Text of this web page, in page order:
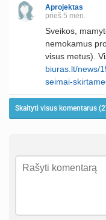
Aprojektas
prieš 5 mėn.
Sveikos,
nemokamus
visus metus).
biuras.lt/news/
seimai-
Skaityti visus komentarus